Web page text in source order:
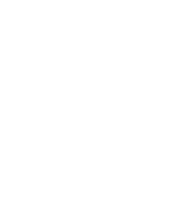
Professionelle